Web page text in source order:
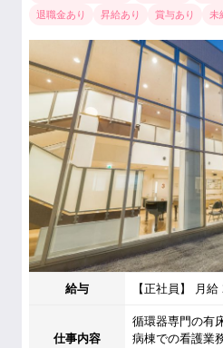
退職金あり
昇給あり 賞与あり 未
給与 【正社員】 月
仕事内容
循環器専門の有
病棟での看護業